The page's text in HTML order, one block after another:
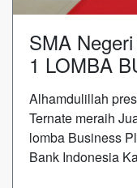
SMA
1 LOMBA
Alhamdulillah
Ternate meraih
lomba Business
Bank Indonesia